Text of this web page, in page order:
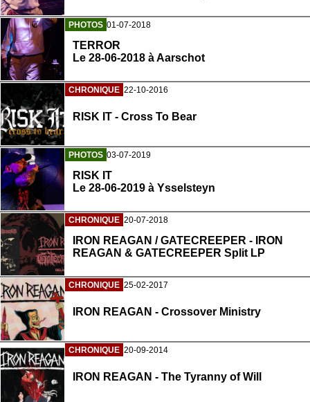
PHOTOS 01-07-2018
TERROR
Le 28-06-2018 à Aarschot
CHRONIQUE 22-10-2016
RISK IT - Cross To Bear
PHOTOS 03-07-2019
RISK IT
Le 28-06-2019 à Ysselsteyn
CHRONIQUE 20-07-2018
IRON REAGAN / GATECREEPER - IRON
REAGAN & GATECREEPER Split LP
CHRONIQUE 25-02-2017
IRON REAGAN - Crossover Ministry
CHRONIQUE 20-09-2014
IRON REAGAN - The Tyranny of Will